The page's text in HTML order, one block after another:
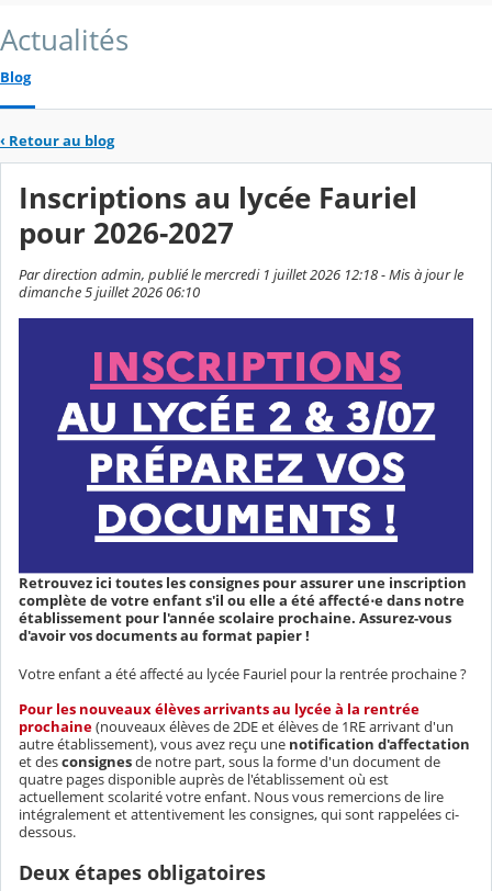
Actualités
Blog
‹ Retour au blog
Inscriptions au lycée Fauriel
pour 2026-2027
Par direction admin, publié le mercredi 1 juillet 2026 12:18 - Mis à jour le
dimanche 5 juillet 2026 06:10
Retrouvez ici toutes les consignes pour assurer une inscription
complète de votre enfant s'il ou elle a été affecté⋅e dans notre
établissement pour l'année scolaire prochaine. Assurez-vous
d'avoir vos documents au format papier !
Votre enfant a été affecté au lycée Fauriel pour la rentrée prochaine ?
Pour les nouveaux élèves arrivants au lycée à la rentrée
prochaine(nouveaux élèves de 2DE et élèves de 1RE arrivant d'un
autre établissement), vous avez reçu une notification d'affectation
et desconsignesde notre part, sous la forme d'un document de
quatre pages disponible auprès de l'établissement où est
actuellement scolarité votre enfant. Nous vous remercions de lire
intégralement et attentivement les consignes, qui sont rappelées ci-
dessous.
Deux étapes obligatoires